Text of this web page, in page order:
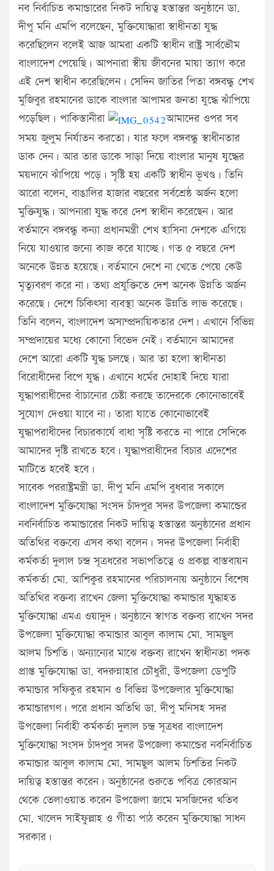
নব নির্বাচিত কমান্ডারের নিকট দায়িত্ব হস্তান্তর অনুষ্ঠানে ডা.
দীপু মনি এমপি বলেছেন, মুক্তিযোদ্ধারা স্বাধীনতা যুদ্ধ
করেছিলেন বলেই আজ আমরা একটি স্বাধীন রাষ্ট্র সার্বভৌম
বাংলাদেশ পেয়েছি। আপনারা স্বীয় জীবনের মায়া ত্যাগ করে
এই দেশ স্বাধীন করেছিলেন। সেদিন জাতির পিতা বঙ্গবন্ধু শেখ
মুজিবুর রহমানের ডাকে বাংলার আপামর জনতা যুদ্ধে ঝাঁপিয়ে
পড়েছিল। পাকিস্তানীরা
আমাদের ওপর সব
সময় জুলুম নির্যাতন করতো। যার ফলে বঙ্গবন্ধু স্বাধীনতার
ডাক দেন। আর তার ডাকে সাড়া দিয়ে বাংলার মানুষ যুদ্ধের
ময়দানে ঝাঁপিয়ে পড়ে। সৃষ্টি হয় একটি স্বাধীন ভূখণ্ড। তিনি
আরো বলেন, বাঙালির হাজার বছরের সর্বশ্রেষ্ঠ অর্জন হলো
মুক্তিযুদ্ধ। আপনারা যুদ্ধ করে দেশ স্বাধীন করেছেন। আর
বর্তমানে বঙ্গবন্ধু কন্যা প্রধানমন্ত্রী শেখ হাসিনা দেশকে এগিয়ে
নিয়ে যাওয়ার জন্যে কাজ করে যাচ্ছে। গত ৫ বছরে দেশ
অনেকে উন্নত হয়েছে। বর্তমানে দেশে না খেতে পেয়ে কেউ
মৃত্যুবরণ করে না। তথ্য প্রযুক্তিতে দেশ অনেক উন্নতি অর্জন
করেছে। দেশে চিকিৎসা ব্যবস্থা অনেক উন্নতি লাভ করেছে।
তিনি বলেন, বাংলাদেশ অসাম্প্রদায়িকতার দেশ। এখানে বিভিন্ন
সম্প্রদায়ের মধ্যে কোনো বিভেদ নেই। বর্তমানে আমাদের
দেশে আরো একটি যুদ্ধ চলছে। আর তা হলো স্বাধীনতা
বিরোধীদের বিপে যুদ্ধ। এখানে ধর্মের দোহাই দিয়ে যারা
যুদ্ধাপরাধীদের বাঁচানোর চেষ্টা করছে তাদেরকে কোনোভাবেই
সুযোগ দেওয়া যাবে না। তারা যাতে কোনোভাবেই
যুদ্ধাপরাধীদের বিচারকার্যে বাধা সৃষ্টি করতে না পারে সেদিকে
আমাদের দৃষ্টি রাখতে হবে। যুদ্ধাপরাধীদের বিচার এদেশের
মাটিতে হবেই হবে।
সাবেক পররাষ্ট্রমন্ত্রী ডা. দীপু মনি এমপি বুধবার সকালে
বাংলাদেশ মুক্তিযোদ্ধা সংসদ চাঁদপুর সদর উপজেলা কমান্ডের
নবনির্বাচিত কমান্ডারের নিকট দায়িত্ব হস্তান্তর অনুষ্ঠানের প্রধান
অতিথির বক্তব্যে এসব কথা বলেন। সদর উপজেলা নির্বাহী
কর্মকর্তা দুলাল চন্দ্র সূত্রধরের সভাপতিত্বে ও প্রকল্প বাস্তবায়ন
কর্মকর্তা মো. আশিকুর রহমানের পরিচালনায় অনুষ্ঠানে বিশেষ
অতিথির বক্তব্য রাখেন জেলা মুক্তিযোদ্ধা কমান্ডার যুদ্ধাহত
মুক্তিযোদ্ধা এমএ ওয়াদুদ। অনুষ্ঠানে স্বাগত বক্তব্য রাখেন সদর
উপজেলা মুক্তিযোদ্ধা কমান্ডার আবুল কালাম মো. সামছুল
আলম চিশতি। অন্যান্যের মাঝে বক্তব্য রাখেন স্বাধীনতা পদক
প্রাপ্ত মুক্তিযোদ্ধা ডা. বদরুন্নাহার চৌধুরী, উপজেলা ডেপুটি
কমান্ডার সফিকুর রহমান ও বিভিন্ন উপজেলার মুক্তিযোদ্ধা
কমান্ডারগণ। পরে প্রধান অতিথি ডা. দীপু মনিসহ সদর
উপজেলা নির্বাহী কর্মকর্তা দুলাল চন্দ্র সূত্রধর বাংলাদেশ
মুক্তিযোদ্ধা সংসদ চাঁদপুর সদর উপজেলা কমান্ডের নবনির্বাচিত
কমান্ডার আবুল কালাম মো. সামছুল আলম চিশতির নিকট
দায়িত্ব হস্তান্তর করেন। অনুষ্ঠানের শুরুতে পবিত্র কোরআন
থেকে তেলাওয়াত করেন উপজেলা জামে মসজিদের খতিব
মো. খালেদ সাইফুল্লাহ ও গীতা পাঠ করেন মুক্তিযোদ্ধা সাধন
সরকার।